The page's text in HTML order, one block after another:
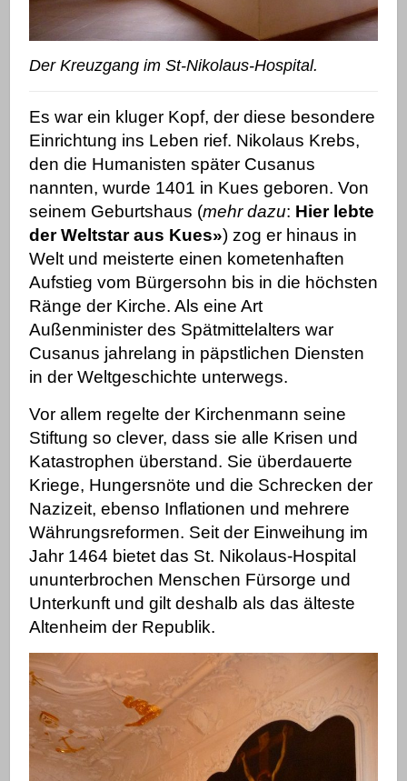
Der Kreuzgang im St-Nikolaus-Hospital.
Es war ein kluger Kopf, der diese besondere
Einrichtung ins Leben rief. Nikolaus Krebs,
den die Humanisten später Cusanus
nannten, wurde 1401 in Kues geboren. Von
seinem Geburtshaus (mehr dazu: Hier lebte
der Weltstar aus Kues») zog er hinaus in
Welt und meisterte einen kometenhaften
Aufstieg vom Bürgersohn bis in die höchsten
Ränge der Kirche. Als eine Art
Außenminister des Spätmittelalters war
Cusanus jahrelang in päpstlichen Diensten
in der Weltgeschichte unterwegs.
Vor allem regelte der Kirchenmann seine
Stiftung so clever, dass sie alle Krisen und
Katastrophen überstand. Sie überdauerte
Kriege, Hungersnöte und die Schrecken der
Nazizeit, ebenso Inflationen und mehrere
Währungsreformen. Seit der Einweihung im
Jahr 1464 bietet das St. Nikolaus-Hospital
ununterbrochen Menschen Fürsorge und
Unterkunft und gilt deshalb als das älteste
Altenheim der Republik.